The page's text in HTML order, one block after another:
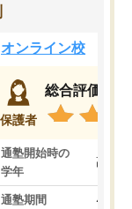
オンライン校
保護者
総合評価
通塾開始時の
学年
高3
通塾期間 4ヵ月